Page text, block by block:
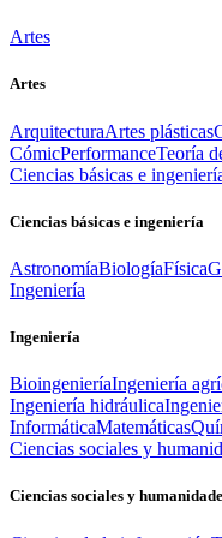
Artes
Artes
ArquitecturaArtes plásticas
CómicPerformanceTeoría
Ciencias básicas e
Ciencias básicas e ingeniería
AstronomíaBiologíaFísica
Ingeniería
Ingeniería
BioingenieríaIngeniería
Ingeniería hidráulica
InformáticaMatemáticas
Ciencias sociales y
Ciencias sociales y